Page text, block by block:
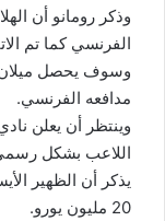
وذكر رومانو أن
الفرنسي كما تم
مدافعه الفرنسي.
وينتظر أن يعلن
اللاعب بشكل
يذكر أن الظهير
20 مليون يورو.